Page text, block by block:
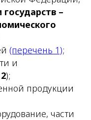
–
(перечень 1);
и
);
продукции
части